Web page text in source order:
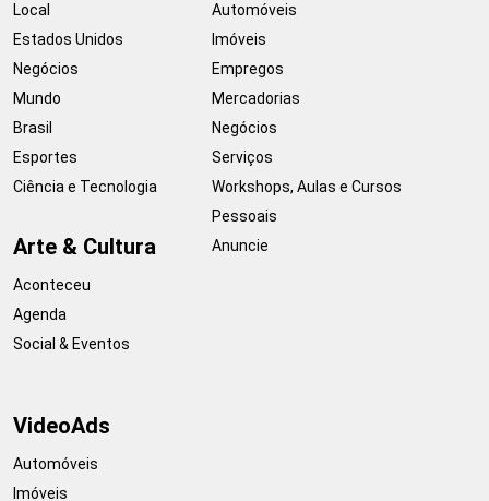
Local
Estados Unidos
Negócios
Mundo
Brasil
Esportes
Ciência e Tecnologia
Arte & Cultura
Aconteceu
Agenda
Social & Eventos
Automóveis
Imóveis
Empregos
Mercadorias
Negócios
Serviços
Workshops, Aulas e Cursos
Pessoais
Anuncie
VideoAds
Automóveis
Imóveis